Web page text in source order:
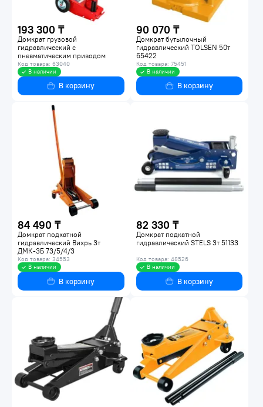
193 300 ₸
Домкрат грузовой
гидравлический с
пневматическим приводом
KWALT 35т MS06335
Код товара: 63040
В наличии
В корзину
90 070 ₸
Домкрат бутылочный
гидравлический TOLSEN 50т
65422
Код товара: 75451
В наличии
В корзину
84 490 ₸
Домкрат подкатной
гидравлический Вихрь 3т
ДМК-3Б 73/5/4/3
Код товара: 34553
В наличии
В корзину
82 330 ₸
Домкрат подкатной
гидравлический STELS 3т 51133
Код товара: 48526
В наличии
В корзину